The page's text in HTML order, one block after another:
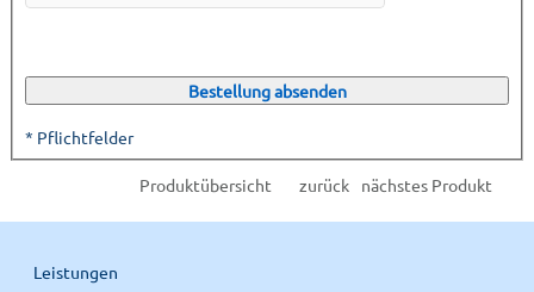
* Pflichtfelder
Produktübersicht zurück nächstes Produkt
Leistungen